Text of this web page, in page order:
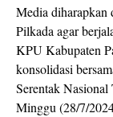
Media diharapkan
Pilkada agar
KPU Kabupaten
konsolidasi
Serentak
Minggu (28/7/